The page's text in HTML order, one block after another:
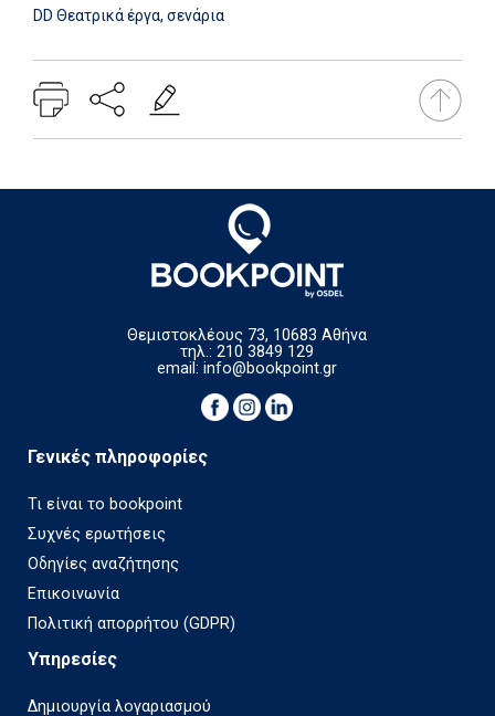
DD Θεατρικά έργα, σενάρια
Θεμιστοκλέους 73, 10683 Αθήνα
τηλ.: 210 3849 129
email:info@bookpoint.gr
Γενικές πληροφορίες
Τι είναι το bookpoint
Συχνές ερωτήσεις
Οδηγίες αναζήτησης
Επικοινωνία
Πολιτική απορρήτου (GDPR)
Υπηρεσίες
Δημιουργία λογαριασμού